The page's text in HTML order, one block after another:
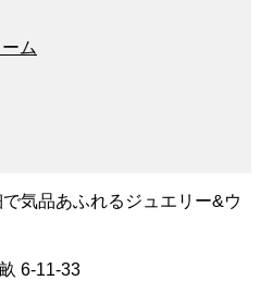
ム
気品あふれるジュエリー&ウ
6-11-33